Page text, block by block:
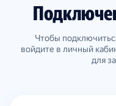
Чтобы
войдите в личный
для